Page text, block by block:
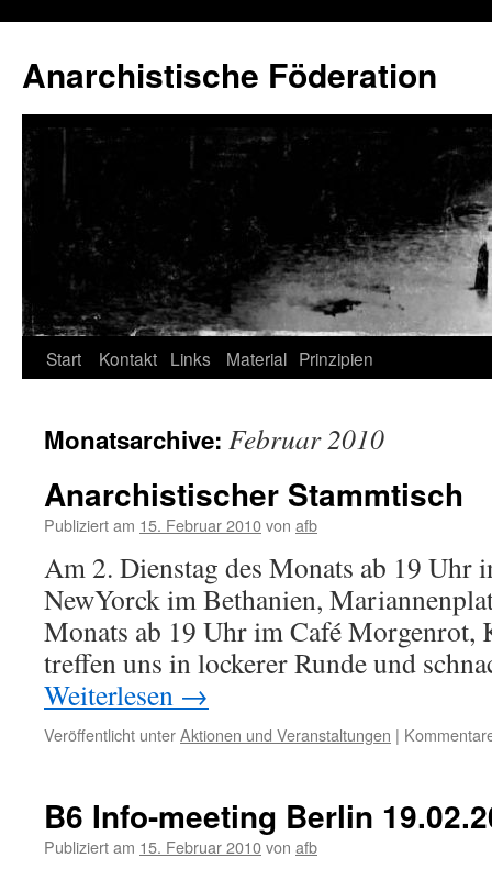
Anarchistische Föderation
Zum
springen
Start Kontakt Links Material Prinzipien
Monatsarchive: Februar 2010
Anarchistischer Stammtisch
Publiziert am 15. Februar 2010von afb
Am 2. Dienstag des Monats ab 19 Uhr
NewYorck im Bethanien,
Monats ab 19 Uhr im Café Morgenrot,
treffen uns in lockerer Runde und
Weiterlesen →
Veröffentlicht unterAktionen und Veranstaltungen |
B6 Info-meeting Berlin
Publiziert am 15. Februar 2010von afb